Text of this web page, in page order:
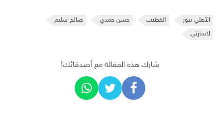
الأهلي نيوز الخطيب حسن حمدي
صالح سليم
لاسارتي
شارك هذه المقالة مع أصدقائك!